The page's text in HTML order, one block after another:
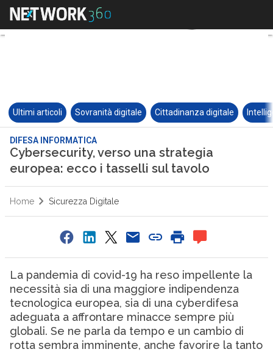
Ultimi articoli Sovranità digitale Cittadinanza digitale
DIFESA INFORMATICA
Cybersecurity, verso una strategia
europea: ecco i tasselli sul tavolo
Home Sicurezza Digitale
La pandemia di covid-19 ha reso impellente la
necessità sia di una maggiore indipendenza
tecnologica europea, sia di una cyberdifesa
adeguata a affrontare minacce sempre più
globali. Se ne parla da tempo e un cambio di
rotta sembra imminente, anche favorire la tanto